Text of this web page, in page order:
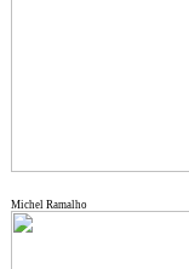
Michel Ramalho